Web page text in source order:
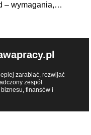
– wymagania,
zarabiać, rozwijać
zespół
finansów i